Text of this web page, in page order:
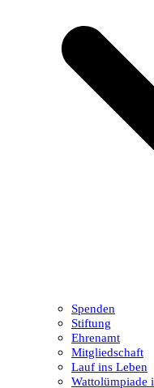
Spenden
Stiftung
Ehrenamt
Mitgliedschaft
Lauf ins Leben
Wattolümpiade